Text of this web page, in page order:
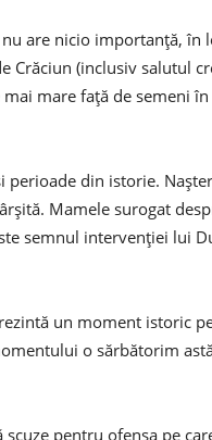
are nicio importanță, în
Crăciun (inclusiv salutul
mare față de semeni
din istorie.
Mamele surogat
semnul intervenției lui
un moment istoric
o sărbătorim
pentru ofensa pe